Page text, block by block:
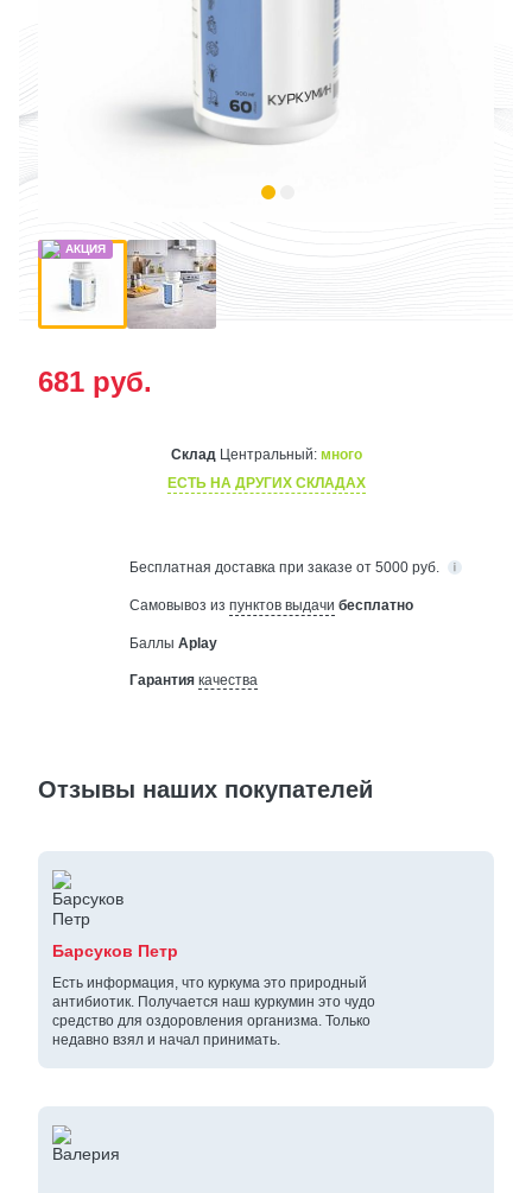
681 руб.
СкладЦентральный: много
ЕСТЬ НА ДРУГИХ СКЛАДАХ
Бесплатная доставка при заказе от 5000 руб.
Самовывоз из пунктов выдачи бесплатно
Баллы Aplay
Гарантия качества
Отзывы наших покупателей
Барсуков Петр
Есть информация, что куркума это природный
антибиотик. Получается наш куркумин это чудо
средство для оздоровления организма. Только
недавно взял и начал принимать.